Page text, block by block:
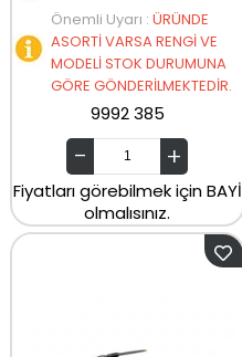
Önemli Uyarı : ÜRÜNDE
ASORTİ VARSA RENGİ VE
MODELİ STOK DURUMUNA
GÖRE GÖNDERİLMEKTEDİR.
9992 385
Fiyatları görebilmek için BAYİ
olmalısınız.